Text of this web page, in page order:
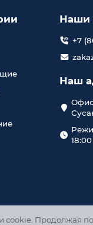
cookie. Продолжая
Наши
+7
Наш